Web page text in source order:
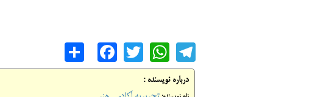
Telegram
WhatsApp
Twitter
Facebook
درباره نویسنده :